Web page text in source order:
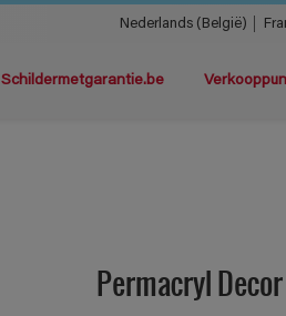
Nederlands (België)
Schildermetgarantie.be
Permacryl